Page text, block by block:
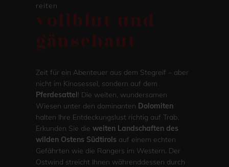
reiten
vollblut und
gänsehaut
Zeit für ein Abenteuer aus dem Stegreif – aber
nicht im Kinosessel, sondern auf dem
Pferdesattel! Die weiten, wundersamen
Wiesen unter den dominanten Dolomiten
halten Ihre Entdeckungslust richtig auf Trab.
Erkunden Sie die weiten Landschaften des
wilden Ostens Südtirols auf einem echten
Gefährten wie die Rangers im Western. Der
Ostwind streicht Ihnen währenddessen durch